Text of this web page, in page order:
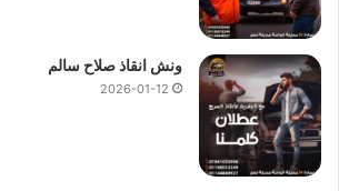
ونش انقاذ صلاح سالم
2026-01-12